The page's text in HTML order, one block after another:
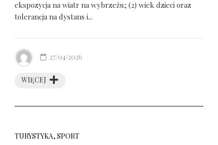
ekspozycja na wiatr na wybrzeżu; (2) wiek dzieci oraz
tolerancja na dystans i...
WIĘCEJ
27/04/2026
TURYSTYKA, SPORT